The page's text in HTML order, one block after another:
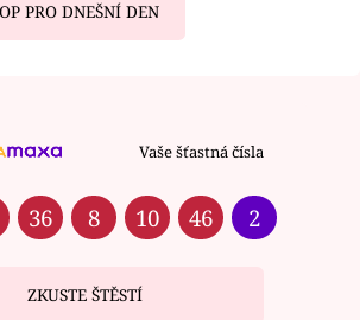
PRO DNEŠNÍ DEN
Vaše šťastná čísla
36 8 10 46 2
ZKUSTE ŠTĚSTÍ